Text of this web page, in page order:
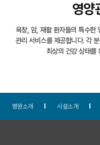
영양
욕창, 암, 재활 환자들의 특수한
관리 서비스를 제공합니다. 각
최상의 건강 상태를
병원소개 시설소개